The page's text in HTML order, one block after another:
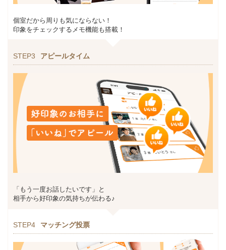
個室だから周りも気にならない！
印象をチェックするメモ機能も搭載！
STEP3 アピールタイム
「もう一度お話したいです」と
相手から好印象の気持ちが伝わる♪
STEP4 マッチング投票